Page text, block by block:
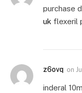
purchase
uk flexeril
z6ovq on
inderal